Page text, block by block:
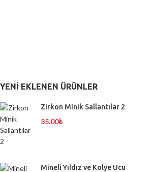
YENI EKLENEN ÜRÜNLER
Zirkon Minik Sallantılar 2
35.00₺
Mineli Yıldız ve Kolye Ucu